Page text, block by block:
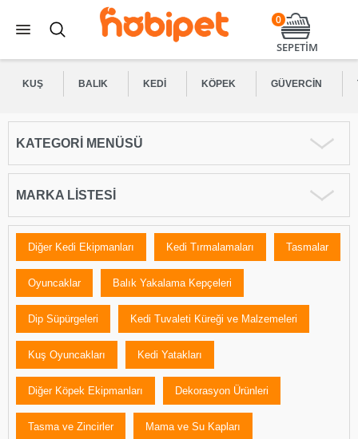
0
SEPETİM
KUŞ BALIK KEDI KÖPEK GÜVERCIN
KATEGORI MENÜSÜ
MARKA LISTESI
Diğer Kedi Ekipmanları Kedi Tırmalamaları Tasmalar
Oyuncaklar Balık Yakalama Kepçeleri
Dip Süpürgeleri Kedi Tuvaleti Küreği ve Malzemeleri
Kuş Oyuncakları Kedi Yatakları
Diğer Köpek Ekipmanları Dekorasyon Ürünleri
Tasma ve Zincirler Mama ve Su Kapları